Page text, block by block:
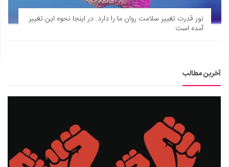
نور قدرت تغییر سلامت روان ما را دارد. در اینجا نحوه این تغییر
آمده است
آخرین مطالب